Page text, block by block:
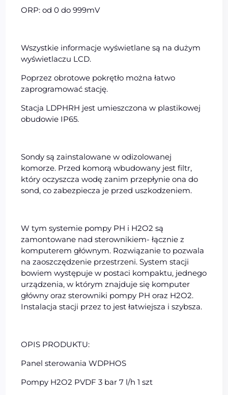
ORP: od 0 do 999mV
Wszystkie informacje wyświetlane są na dużym
wyświetlaczu LCD.
Poprzez obrotowe pokrętło można łatwo
zaprogramować stację.
Stacja LDPHRH jest umieszczona w plastikowej
obudowie IP65.
Sondy są zainstalowane w odizolowanej
komorze. Przed komorą wbudowany jest filtr,
który oczyszcza wodę zanim przepłynie ona do
sond, co zabezpiecza je przed uszkodzeniem.
W tym systemie pompy PH i H2O2 są
zamontowane nad sterownikiem- łącznie z
komputerem głównym. Rozwiązanie to pozwala
na zaoszczędzenie przestrzeni. System stacji
bowiem występuje w postaci kompaktu, jednego
urządzenia, w którym znajduje się komputer
główny oraz sterowniki pompy PH oraz H2O2.
Instalacja stacji przez to jest łatwiejsza i szybsza.
OPIS PRODUKTU:
Panel sterowania WDPHOS
Pompy H2O2 PVDF 3 bar 7 l/h 1 szt